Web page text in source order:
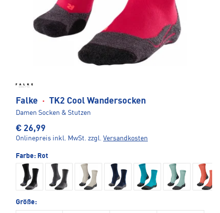
Falke · TK2 Cool Wandersocken
Damen Socken & Stutzen
€ 26,99
Onlinepreis inkl. MwSt. zzgl. Versandkosten
Farbe: Rot
Größe: